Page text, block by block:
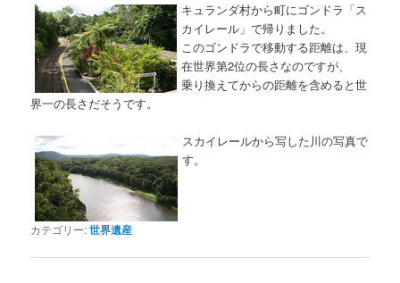
キュランダ村から町にゴンドラ「ス
カイレール」で帰りました。
このゴンドラで移動する距離は、現
在世界第2位の長さなのですが、
乗り換えてからの距離を含めると世
界一の長さだそうです。
スカイレールから写した川の写真で
す。
カテゴリー:世界遺産